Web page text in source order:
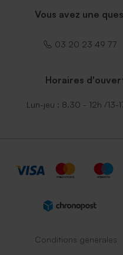
Vous avez une
03 20 23 49 77
Horaires
Lun-jeu : 8.30 - 12h /13-
Conditions générales